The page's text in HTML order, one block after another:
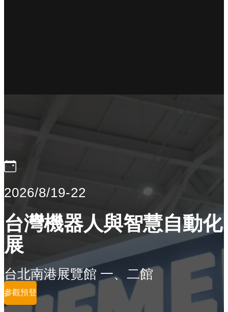
2026/8/19-22
台灣機器人與智慧自動化
展
台北南港展覽館 一、二館
參觀預登